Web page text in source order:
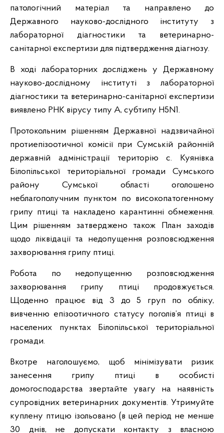
патологічний матеріал та направлено до
Державного науково-дослідного інституту з
лабораторної діагностики та ветеринарно-
санітарної експертизи для підтвердження діагнозу.
В ході лабораторних досліджень у Державному
науково-дослідному інституті з лабораторної
діагностики та ветеринарно-санітарної експертизи
виявлено РНК вірусу типу А, субтипу Н5N1.
Протокольним рішенням Державної надзвичайної
протиепізоотичної комісії при Сумській районній
державній адміністрації територію с. Куянівка
Білопільської територіальної громади Сумського
району Сумської області оголошено
неблагополучним пунктом по високопатогенному
грипу птиці та накладено карантинні обмеження.
Цим рішенням затверджено також План заходів
щодо ліквідації та недопущення розповсюдження
захворювання грипу птиці.
Робота по недопущенню розповсюдження
захворювання грипу птиці продовжується.
Щоденно працює від 3 до 5 груп по обліку,
вивченню епізоотичного статусу поголів’я птиці в
населених пунктах Білопільської територіальної
громади.
Вкотре наголошуємо, щоб мінімізувати ризик
занесення грипу птиці в особисті
домогосподарства звертайте увагу на наявність
супровідних ветеринарних документів. Утримуйте
куплену птицю ізольовано (в цей період не менше
30 днів, не допускати контакту з власною